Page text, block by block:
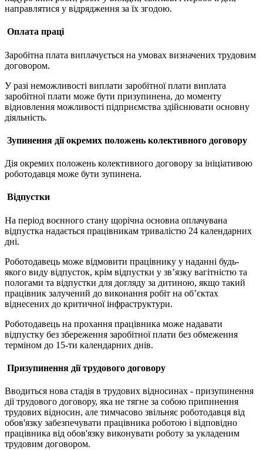
направлятися у відрядження за їх згодою.
Оплата праці
Заробітна плата виплачується на умовах визначених трудовим
договором.
У разі неможливості виплати заробітної плати виплата
заробітної плати може бути призупинена, до моменту
відновлення можливості підприємства здійснювати основну
діяльність.
Зупинення дії окремих положень колективного договору
Дія окремих положень колективного договору за ініціативою
роботодавця може бути зупинена.
Відпустки
На період воєнного стану щорічна основна оплачувана
відпустка надається працівникам тривалістю 24 календарних
дні.
Роботодавець може відмовити працівнику у наданні будь-
якого виду відпусток, крім відпустки у зв’язку вагітністю та
пологами та відпустки для догляду за дитиною, якщо такий
працівник залучений до виконання робіт на об’єктах
віднесених до критичної інфраструктури.
Роботодавець на прохання працівника може надавати
відпустку без збереження заробітної плати без обмеження
терміном до 15-ти календарних днів.
Призупинення дії трудового договору
Вводиться нова стадія в трудових відносинах - призупинення
дії трудового договору, яка не тягне за собою припинення
трудових відносин, але тимчасово звільняє роботодавця від
обов'язку забезпечувати працівника роботою і відповідно
працівника від обов'язку виконувати роботу за укладеним
трудовим договором.